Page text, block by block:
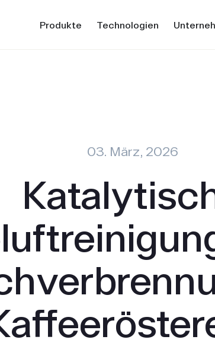
Produkte Technologien
03. März, 2026